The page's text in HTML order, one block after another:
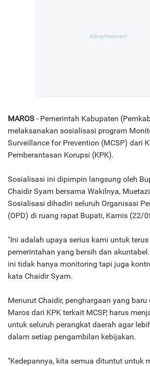
MAROS - Pemerintah Kabupaten
melaksanakan sosialisasi program
Surveillance for Prevention (MCSP) dari
Pemberantasan Korupsi (KPK).
Sosialisasi ini dipimpin langsung oleh
Chaidir Syam bersama Wakilnya,
Sosialisasi dihadiri seluruh Organisasi
(OPD) di ruang rapat Bupati, Kamis (22/
"Ini adalah upaya serius kami untuk
pemerintahan yang bersih dan
ini tidak hanya monitoring tapi juga
kata Chaidir Syam.
Menurut Chaidir, penghargaan yang
Maros dari KPK terkait MCSP, harus
untuk seluruh perangkat daerah agar
dalam setiap pengambilan kebijakan.
"Kedepannya, kita semua dituntut untuk